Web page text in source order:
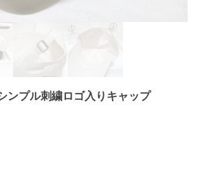
ンプル刺繍ロゴ入りキャップ